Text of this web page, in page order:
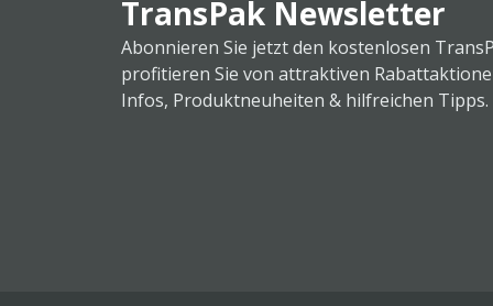
TransPak Newsletter
Abonnieren Sie jetzt den kostenlosen
profitieren Sie von attraktiven
Infos, Produktneuheiten & hilfreichen Tipps.